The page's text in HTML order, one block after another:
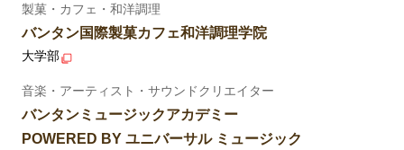
製菓・カフェ・和洋調理
バンタン国際製菓カフェ和洋調理学院
大学部
音楽・アーティスト・サウンドクリエイター
バンタンミュージックアカデミー
POWERED BY ユニバーサル ミュージック